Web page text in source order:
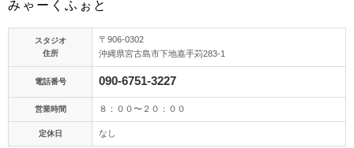
アクセス/TEL スタジオトップ
みゃーくふぉと
スタジオ
住所
〒906-0302
沖縄県宮古島市下地嘉手苅283-1
電話番号 090-6751-3227
営業時間 ８：００〜２０：００
定休日 なし